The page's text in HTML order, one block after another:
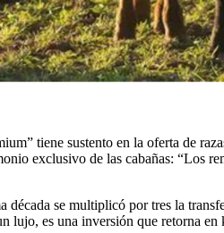
tiene sustento en la oferta de
exclusivo de las cabañas: “Los
se multiplicó por tres la
lujo, es una inversión que retorna